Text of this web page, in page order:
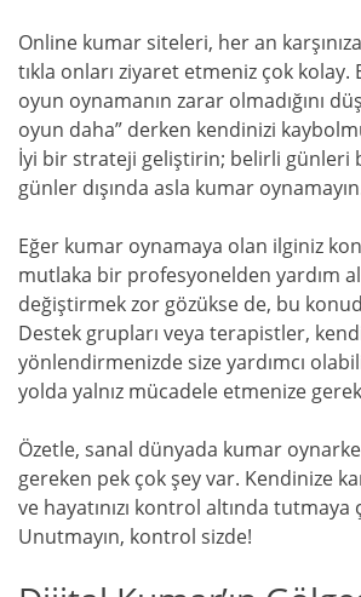
Online kumar siteleri, her an
tıkla onları ziyaret etmeniz çok kolay.
oyun oynamanın zarar olmadığını
oyun daha” derken kendinizi
İyi bir strateji geliştirin; belirli günleri
günler dışında asla kumar
Eğer kumar oynamaya olan ilginiz
mutlaka bir profesyonelden yardım
değiştirmek zor gözükse de, bu
Destek grupları veya terapistler,
yönlendirmenizde size yardımcı
yolda yalnız mücadele etmenize
Özetle, sanal dünyada kumar
gereken pek çok şey var. Kendinize
ve hayatınızı kontrol altında tutmaya
Unutmayın, kontrol sizde!